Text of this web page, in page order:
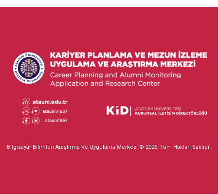
Bilgisayar Bilimleri Araştırma Ve Uygulama Merkezi © 2026. Tüm Hakları Saklıdır.